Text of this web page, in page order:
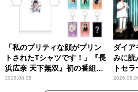
「私のプリティな顔がプリン
トされたTシャツです！」『長
浜広奈 天下無双』初の番組グ
ッズ発売
2026.08.05
ダイ
みに読
トセ
紹介